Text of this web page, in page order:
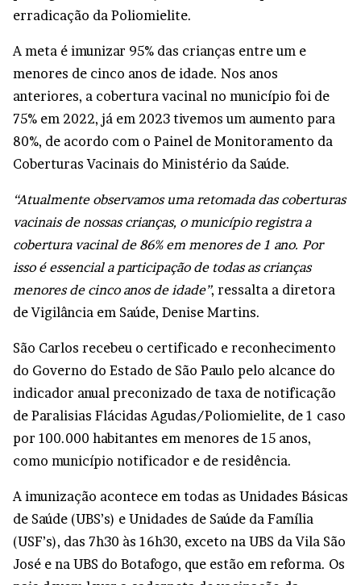
erradicação da Poliomielite.
A meta é imunizar 95% das crianças entre um e
menores de cinco anos de idade. Nos anos
anteriores, a cobertura vacinal no município foi de
75% em 2022, já em 2023 tivemos um aumento para
80%, de acordo com o Painel de Monitoramento da
Coberturas Vacinais do Ministério da Saúde.
“Atualmente observamos uma retomada das coberturas
vacinais de nossas crianças, o município registra a
cobertura vacinal de 86% em menores de 1 ano. Por
isso é essencial a participação de todas as crianças
menores de cinco anos de idade”, ressalta a diretora
de Vigilância em Saúde, Denise Martins.
São Carlos recebeu o certificado e reconhecimento
do Governo do Estado de São Paulo pelo alcance do
indicador anual preconizado de taxa de notificação
de Paralisias Flácidas Agudas/Poliomielite, de 1 caso
por 100.000 habitantes em menores de 15 anos,
como município notificador e de residência.
A imunização acontece em todas as Unidades Básicas
de Saúde (UBS’s) e Unidades de Saúde da Família
(USF’s), das 7h30 às 16h30, exceto na UBS da Vila São
José e na UBS do Botafogo, que estão em reforma. Os